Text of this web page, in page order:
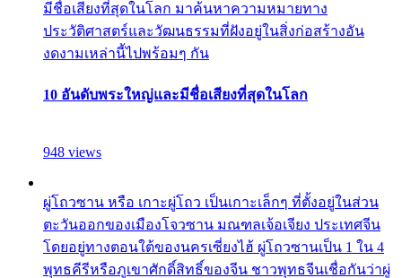
มีชื่อเสียงที่สุดในโลก มาค้นหาความหมายทาง
ประวัติศาสตร์และวัฒนธรรมที่ฝังอยู่ในสิ่งก่อสร้างอัน
งดงามเหล่านี้ไปพร้อมๆ กัน
10 อันดับพระใหญ่และมีชื่อเสียงที่สุดในโลก
948 views
ผู่โถวซาน หรือ เกาะผู่โถว เป็นเกาะเล็กๆ ที่ตั้งอยู่ในส่วน
ตะวันออกของเมืองโจวซาน มณฑลเจ้อเจียง ประเทศจีน
โดยอยู่ทางตอนใต้ของนครเซี่ยงไฮ้ ผู่โถวซานเป็น 1 ใน 4
พุทธคีรีหรือภูเขาศักดิ์สิทธิ์ของจีน ชาวพุทธจีนเชื่อกันว่าผู่